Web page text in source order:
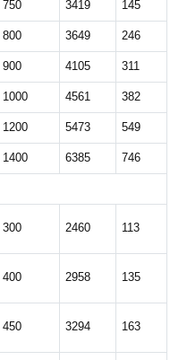
750 3419 145
800 3649 246
900 4105 311
1000 4561 382
1200 5473 549
1400 6385 746
300 2460 113
400 2958 135
450 3294 163